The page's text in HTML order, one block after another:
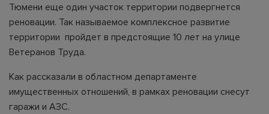
Тюмени еще один участок территории подвергнется
реновации. Так называемое комплексное развитие
территории пройдет в предстоящие 10 лет на улице
Ветеранов Труда.
Как рассказали в областном департаменте
имущественных отношений, в рамках реновации снесут
гаражи и АЗС.